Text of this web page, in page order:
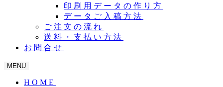
印刷用データの作り方
データご入稿方法
ご注文の流れ
送料・支払い方法
お問合せ
MENU
HOME